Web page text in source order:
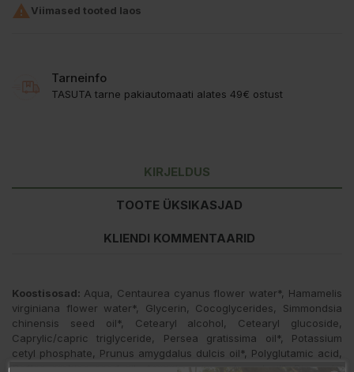
 Viimased tooted laos
Tarneinfo
TASUTA tarne pakiautomaati alates 49€ ostust
KIRJELDUS
TOOTE ÜKSIKASJAD
KLIENDI KOMMENTAARID
Koostisosad: Aqua, Centaurea cyanus flower water*, Hamamelis
virginiana flower water*, Glycerin, Cocoglycerides, Simmondsia
chinensis seed oil*, Cetearyl alcohol, Cetearyl glucoside,
Caprylic/capric triglyceride, Persea gratissima oil*, Potassium
cetyl phosphate, Prunus amygdalus dulcis oil*, Polyglutamic acid,